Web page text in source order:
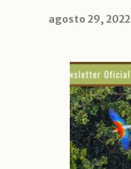
agosto 29, 2022